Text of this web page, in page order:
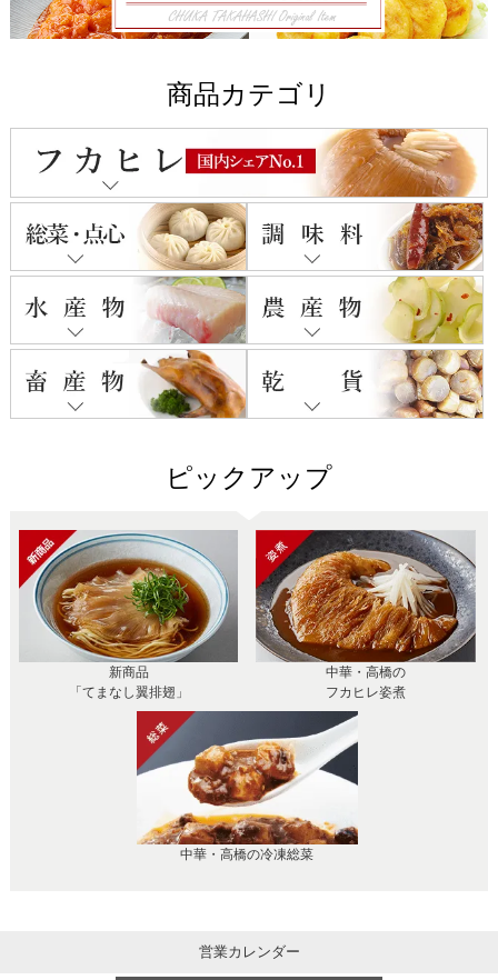
商品カテゴリ
ピックアップ
新商品
「てまなし翼排翅」
中華・高橋の
フカヒレ姿煮
中華・高橋の冷凍総菜
営業カレンダー